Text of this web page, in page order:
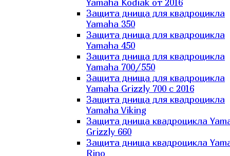
Yamaha Kodiak от 2016
Защита днища для квадроцикла
Yamaha 350
Защита днища для квадроцикла
Yamaha 450
Защита днища для квадроцикла
Yamaha 700/550
Защита днища для квадроцикла
Yamaha Grizzly 700 с 2016
Защита днища для квадроцикла
Yamaha Viking
Защита днища квадроцикла
Grizzly 660
Защита днища квадроцикла
Rino